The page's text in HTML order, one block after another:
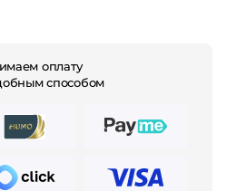
оплату
способом